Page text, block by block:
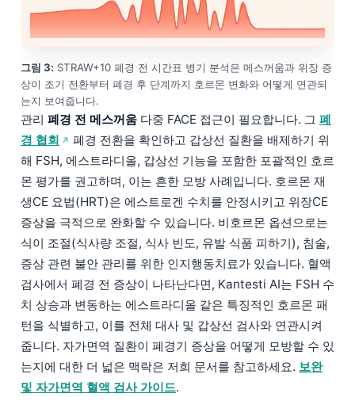
그림 3: STRAW+10 폐경 전 시간표 병기 분석은 메스꺼움과 위장 증
상이 조기 전환부터 폐경 후 단계까지 호르몬 변화와 어떻게 연관되
는지 보여줍니다.
관리 폐경 전 메스꺼움 다중 FACE 접근이 필요합니다. 그 폐
경 협회
폐경 전환을 확인하고 갑상선 질환을 배제하기 위
해 FSH, 에스트라디올, 갑상선 기능을 포함한 포괄적인 호르
몬 평가를 권고하며, 이는 흔한 모방 사례입니다. 호르몬 재
생CE 요법(HRT)은 에스트로겐 수치를 안정시키고 위장CE
증상을 극적으로 완화할 수 있습니다. 비호르몬 옵션으로는
식이 조절(식사량 조절, 식사 빈도, 유발 식품 피하기), 침술,
증상 관련 불안 관리를 위한 인지행동치료가 있습니다. 혈액
검사에서 폐경 전 증상이 나타난다면, Kantesti AI는 FSH 수
치 상승과 변동하는 에스트라디올 같은 특징적인 호르몬 패
턴을 식별하고, 이를 전체 대사 및 갑상선 검사와 연관시켜
줍니다. 자가면역 질환이 폐경기 증상을 어떻게 모방할 수 있
는지에 대한 더 넓은 맥락은 저희 문서를 참고하세요. 보완
및 자가면역 혈액 검사 가이드.